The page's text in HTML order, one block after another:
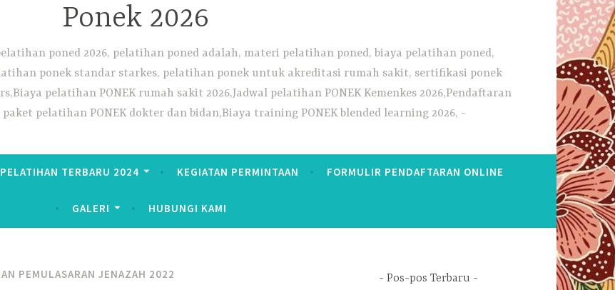
Ponek 2026
poned 2026, pelatihan poned adalah, materi pelatihan poned, biaya pelatihan poned,
ponek standar starkes, pelatihan ponek untuk akreditasi rumah sakit, sertifikasi ponek
pelatihan PONEK rumah sakit 2026,Jadwal pelatihan PONEK Kemenkes 2026,Pendaftaran
pelatihan PONEK dokter dan bidan,Biaya training PONEK blended learning 2026,
TERBARU 2024 KEGIATAN PERMINTAAN FORMULIR PENDAFTARAN ONLINE
GALERI HUBUNGI KAMI
PEMULASARAN JENAZAH 2022 Pos-pos Terbaru